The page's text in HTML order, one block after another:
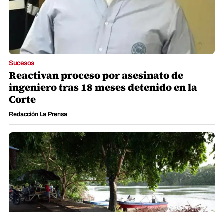
Sucesos
Reactivan proceso por asesinato de
ingeniero tras 18 meses detenido en la
Corte
Redacción La Prensa